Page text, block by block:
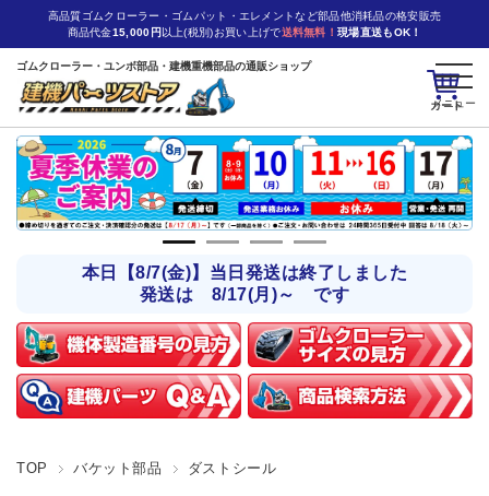
カート
高品質ゴムクローラー・ゴムパット・エレメントなど部品他消耗品の格安販売
商品代金15,000円 以上(税別)お買い上げで送料無料！ 現場直送もOK！
ゴムクローラー・ユンボ部品・建機重機部品の通販ショップ
本日【8/7(金)】当日発送は終了しました
発送は 8/17(月)～ です
TOP バケット部品 ダストシール